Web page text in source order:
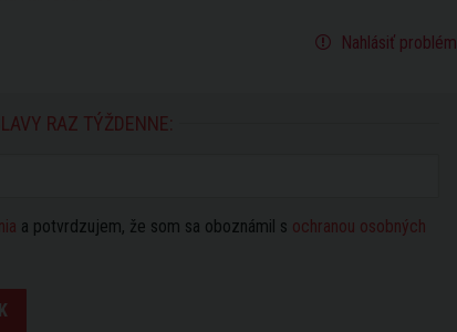
Nahlásiť problém
RAZ TÝŽDENNE:
a potvrdzujem, že som sa oboznámil s ochranou osobných